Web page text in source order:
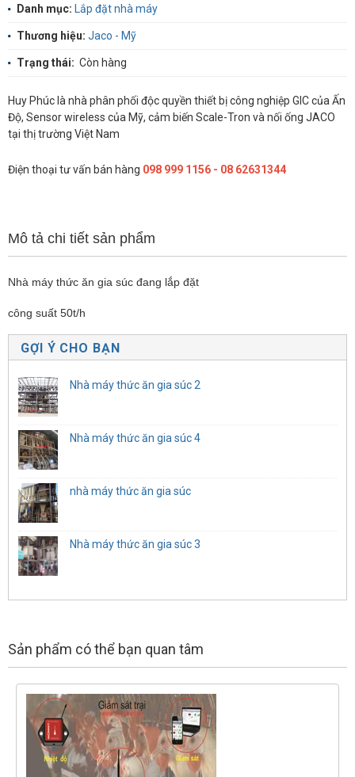
Danh mục: Lắp đặt nhà máy
Thương hiệu: Jaco - Mỹ
Trạng thái: Còn hàng
Huy Phúc là nhà phân phối độc quyền thiết bị công nghiệp GIC của Ấn
Độ, Sensor wireless của Mỹ, cảm biến Scale-Tron và nối ống JACO
tại thị trường Việt Nam
Điện thoại tư vấn bán hàng 098 999 1156 - 08 62631344
Mô tả chi tiết sản phẩm
Nhà máy thức ăn gia súc đang lắp đặt
công suất 50t/h
GỢI Ý CHO BẠN
Nhà máy thức ăn gia súc 2
Nhà máy thức ăn gia súc 4
nhà máy thức ăn gia súc
Nhà máy thức ăn gia súc 3
Sản phẩm có thể bạn quan tâm